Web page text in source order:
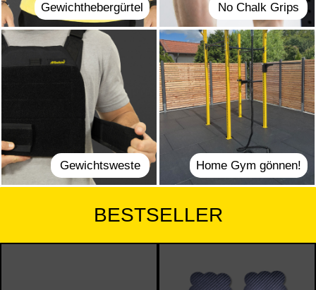
Gewichthebergürtel No Chalk Grips
Gewichtsweste Home Gym gönnen!
BESTSELLER